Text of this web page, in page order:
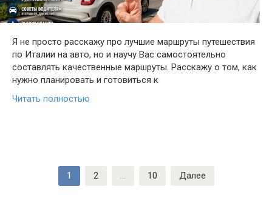
Я не просто расскажу про лучшие маршруты путешествия
по Италии на авто, но и научу Вас самостоятельно
составлять качественные маршруты. Расскажу о том, как
нужно планировать и готовиться к
Читать полностью
1 2 10 Далее